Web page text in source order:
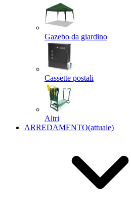
Gazebo da giardino
Cassette postali
Altri
ARREDAMENTO(attuale)